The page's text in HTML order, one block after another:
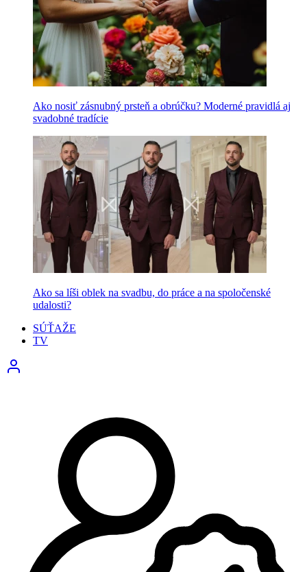
Ako nosiť zásnubný prsteň a obrúčku? Moderné pravidlá aj
svadobné tradície
Ako sa líši oblek na svadbu, do práce a na spoločenské
udalosti?
SÚŤAŽE
TV